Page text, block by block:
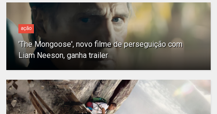
ação
'The Mongoose', novo filme de perseguição com
Liam Neeson, ganha trailer